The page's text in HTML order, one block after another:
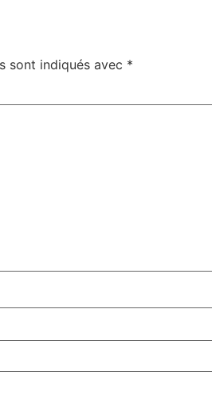
sont indiqués avec *